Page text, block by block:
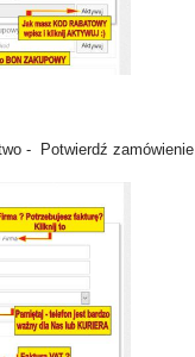
- Potwierdź zamówienie